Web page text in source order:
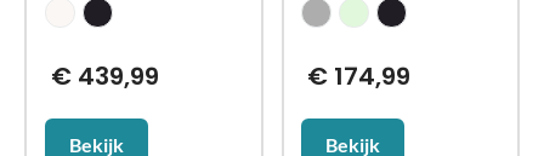
€439,99
Bekijk
€ 174,99
Bekijk